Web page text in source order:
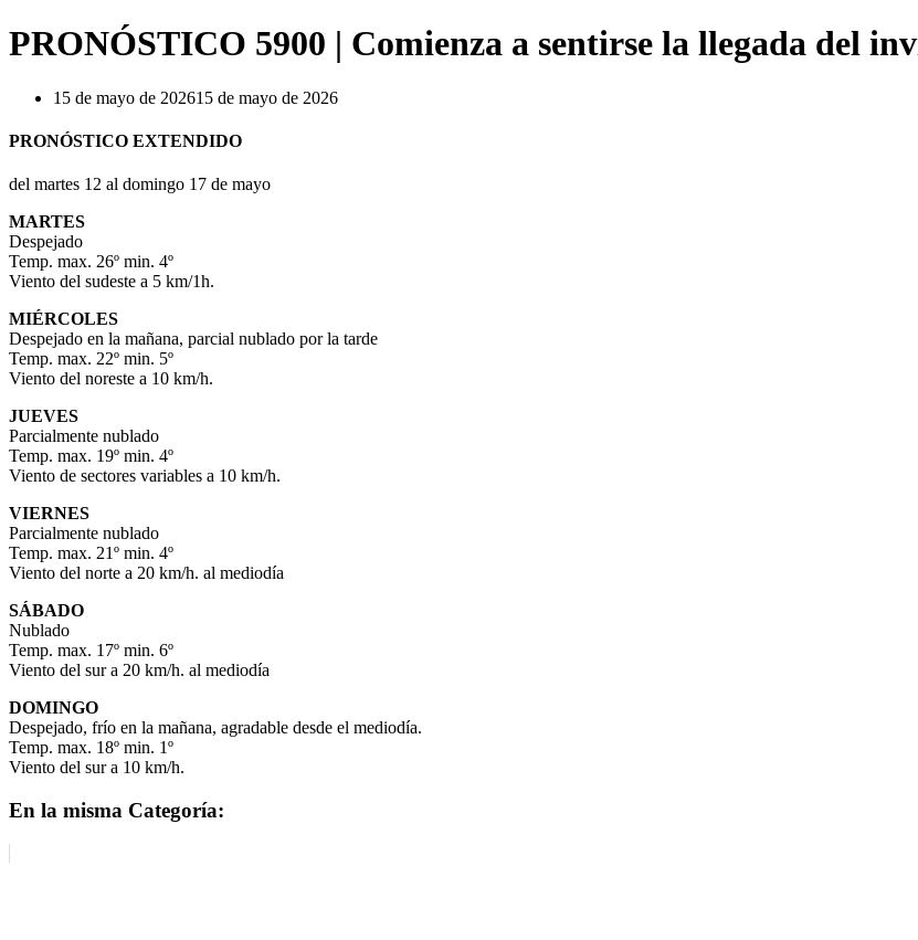
PRONÓSTICO 5900 | Comienza a sentirse la llegada del
15 de mayo de 202615 de mayo de 2026
PRONÓSTICO EXTENDIDO
del martes 12 al domingo 17 de mayo
MARTES
Despejado
Temp. max. 26º min. 4º
Viento del sudeste a 5 km/1h.
MIÉRCOLES
Despejado en la mañana, parcial nublado por la tarde
Temp. max. 22º min. 5º
Viento del noreste a 10 km/h.
JUEVES
Parcialmente nublado
Temp. max. 19º min. 4º
Viento de sectores variables a 10 km/h.
VIERNES
Parcialmente nublado
Temp. max. 21º min. 4º
Viento del norte a 20 km/h. al mediodía
SÁBADO
Nublado
Temp. max. 17º min. 6º
Viento del sur a 20 km/h. al mediodía
DOMINGO
Despejado, frío en la mañana, agradable desde el mediodía.
Temp. max. 18º min. 1º
Viento del sur a 10 km/h.
En la misma Categoría: